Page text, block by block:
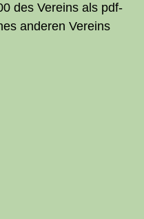
des Ver­eins als pdf-
ande­ren Ver­eins